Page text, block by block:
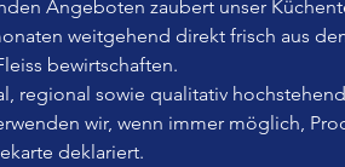
Angeboten zaubert unser
weitgehend direkt frisch aus
bewirtschaften.
regional sowie qualitativ
wir, wenn immer möglich,
deklariert.